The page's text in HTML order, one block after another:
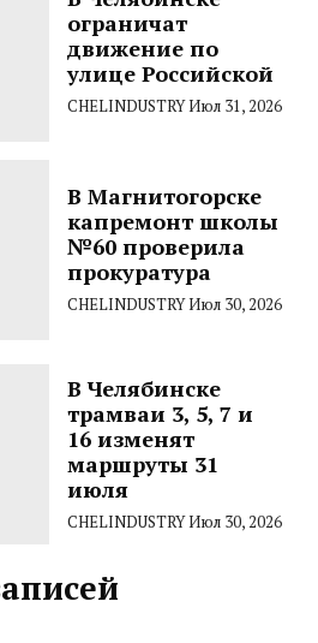
ограничат
движение по
улице Российской
CHELINDUSTRYИюл 31, 2026
В Магнитогорске
капремонт школы
№60 проверила
прокуратура
CHELINDUSTRYИюл 30, 2026
В Челябинске
трамваи 3, 5, 7 и
16 изменят
маршруты 31
июля
CHELINDUSTRYИюл 30, 2026